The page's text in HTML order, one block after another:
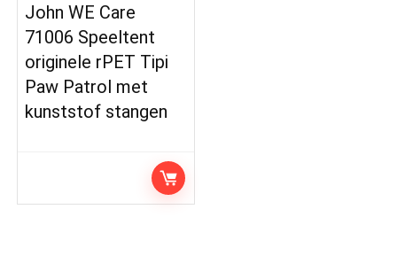
John WE Care
71006 Speeltent
originele rPET Tipi
Paw Patrol met
kunststof stangen